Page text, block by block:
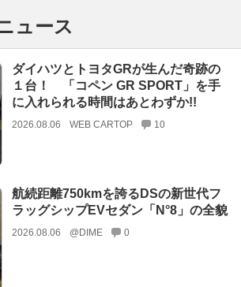
ュース
ダイハツとトヨタGRが生んだ奇跡の
１台！ 「コペン GR SPORT」を手
に入れられる時間はあとわずか!!
2026.08.06 WEB CARTOP 10
航続距離750kmを誇るDSの新世代フ
ラッグシップEVセダン「N°8」の全貌
2026.08.06 @DIME 0